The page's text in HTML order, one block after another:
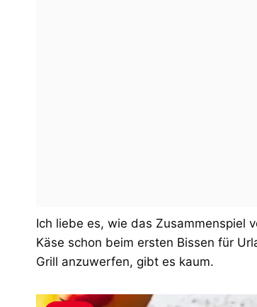
Ich liebe es, wie das Zusammenspiel
Käse schon beim ersten Bissen für
Grill anzuwerfen, gibt es kaum.